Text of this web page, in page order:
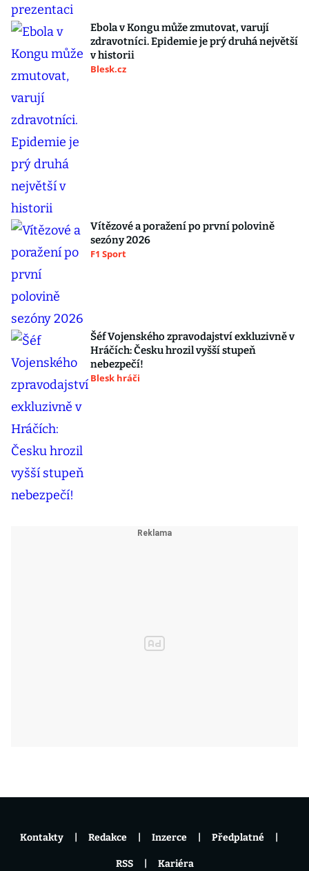
Ebola v Kongu může zmutovat, varují
zdravotníci. Epidemie je prý druhá největší
v historii
Blesk.cz
Vítězové a poražení po první polovině
sezóny 2026
F1 Sport
Šéf Vojenského zpravodajství exkluzivně v
Hráčích: Česku hrozil vyšší stupeň
nebezpečí!
Blesk hráči
Kontakty Redakce Inzerce Předplatné
RSS Kariéra